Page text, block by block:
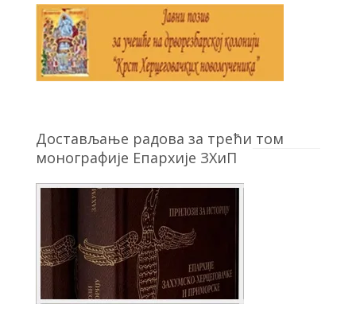
Достављање радова за трећи том
монографије Епархије ЗХиП